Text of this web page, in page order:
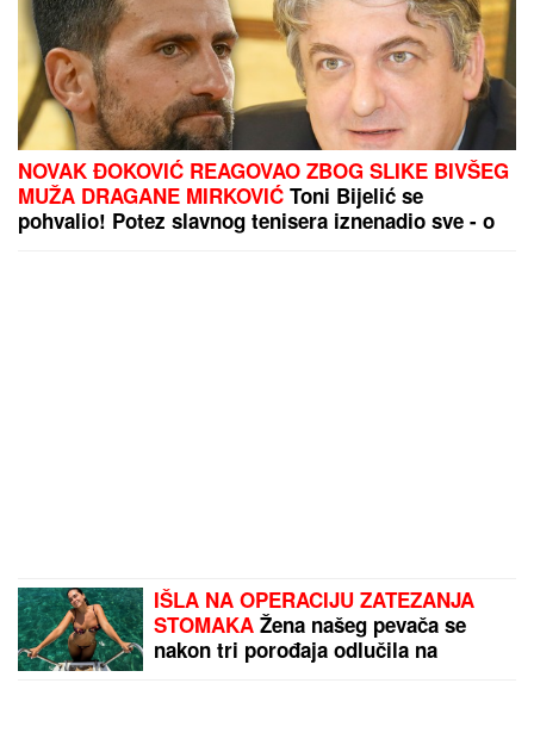
NOVAK ĐOKOVIĆ REAGOVAO ZBOG SLIKE BIVŠEG
MUŽA DRAGANE MIRKOVIĆ Toni Bijelić se
pohvalio! Potez slavnog tenisera iznenadio sve - o
IŠLA NA OPERACIJU ZATEZANJA
STOMAKA Žena našeg pevača se
nakon tri porođaja odlučila na